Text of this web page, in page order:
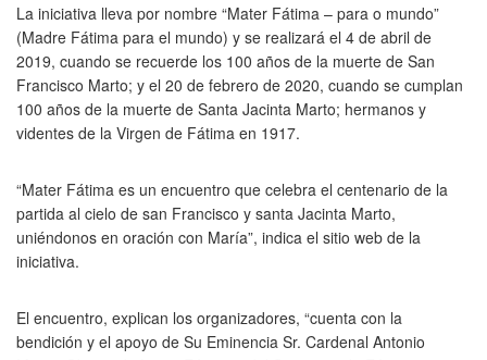
La iniciativa lleva por nombre “Mater Fátima – para o mundo”
(Madre Fátima para el mundo) y se realizará el 4 de abril de
2019, cuando se recuerde los 100 años de la muerte de San
Francisco Marto; y el 20 de febrero de 2020, cuando se cumplan
100 años de la muerte de Santa Jacinta Marto; hermanos y
videntes de la Virgen de Fátima en 1917.
“Mater Fátima es un encuentro que celebra el centenario de la
partida al cielo de san Francisco y santa Jacinta Marto,
uniéndonos en oración con María”, indica el sitio web de la
iniciativa.
El encuentro, explican los organizadores, “cuenta con la
bendición y el apoyo de Su Eminencia Sr. Cardenal Antonio